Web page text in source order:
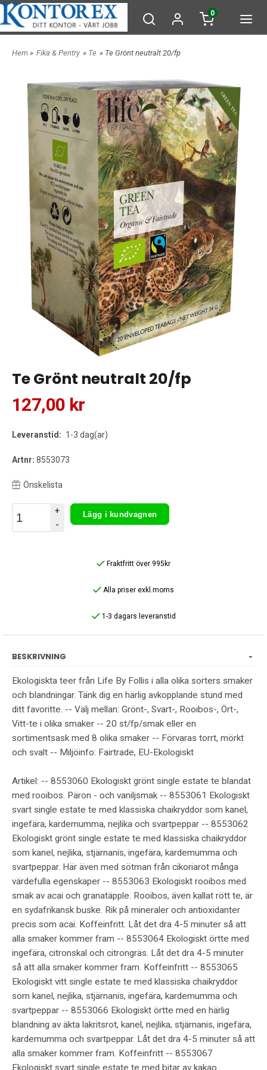
0
Hem » Fika & Pentry » Te » Te Grönt neutralt 20/fp
Te Grönt neutralt 20/fp
127,00 kr
Leveranstid: 1-3 dag(ar)
Artnr: 8553073
Önskelista
+
-
Lägg i kundvagnen
Fraktfritt över 995kr
Alla priser exkl.moms
1-3 dagars leveranstid
BESKRIVNING
Ekologiskta teer från Life By Follis i alla olika sorters smaker
och blandningar. Tänk dig en härlig avkopplande stund med
ditt favoritte. -- Välj mellan: Grönt-, Svart-, Rooibos-, Ört-,
Vitt-te i olika smaker -- 20 st/fp/smak eller en
sortimentsask med 8 olika smaker -- Förvaras torrt, mörkt
och svalt -- Miljöinfo: Fairtrade, EU-Ekologiskt
Artikel: -- 8553060 Ekologiskt grönt single estate te blandat
med rooibos. Päron - och vaniljsmak -- 8553061 Ekologiskt
svart single estate te med klassiska chaikryddor som kanel,
ingefära, kardemumma, nejlika och svartpeppar -- 8553062
Ekologiskt grönt single estate te med klassiska chaikryddor
som kanel, nejlika, stjärnanis, ingefära, kardemumma och
svartpeppar. Här även med sötman från cikoriarot många
värdefulla egenskaper -- 8553063 Ekologiskt rooibos med
smak av acai och granatäpple. Rooibos, även kallat rött te, är
en sydafrikansk buske. Rik på mineraler och antioxidanter
precis som acai. Koffeinfritt. Låt det dra 4-5 minuter så att
alla smaker kommer fram -- 8553064 Ekologiskt örtte med
ingefära, citronskal och citrongräs. Låt det dra 4-5 minuter
så att alla smaker kommer fram. Koffeinfritt -- 8553065
Ekologiskt vitt single estate te med klassiska chaikryddor
som kanel, nejlika, stjärnanis, ingefära, kardemumma och
svartpeppar -- 8553066 Ekologiskt örtte med en härlig
blandning av äkta lakritsrot, kanel, nejlika, stjärnanis, ingefära,
kardemumma och svartpeppar. Låt det dra 4-5 minuter så att
alla smaker kommer fram. Koffeinfritt -- 8553067
Ekologiskt svart single estate te med bitar av kakao.